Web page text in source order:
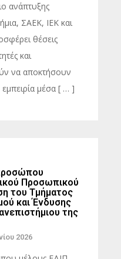
ανάπτυξης
ΣΑΕΚ, ΙΕΚ και
θέσεις
και
να αποκτήσουν
εμπειρία μέσα [ … ]
Προσωπικού
του Τμήματος
και Ένδυσης
της
2026